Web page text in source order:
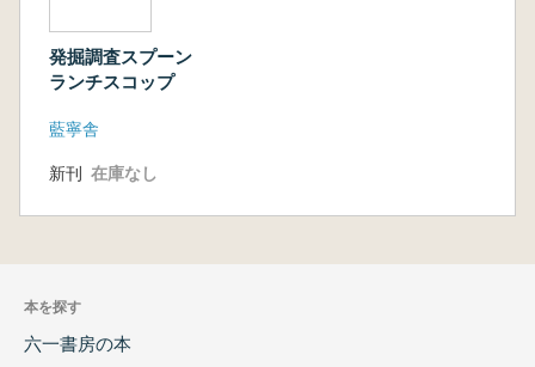
発掘調査スプーン
ランチスコップ
藍寧舎
新刊 在庫なし
本を探す
六一書房の本